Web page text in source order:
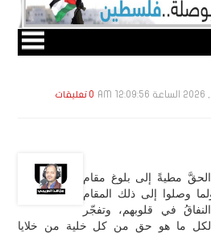
0 تعليقات
مطيةً إلى بلوغ مقام
وصلوا إلى ذلك المقام
في قلوبهم، وتفجّر
لكل ما هو حق من كل خلية من خلايا